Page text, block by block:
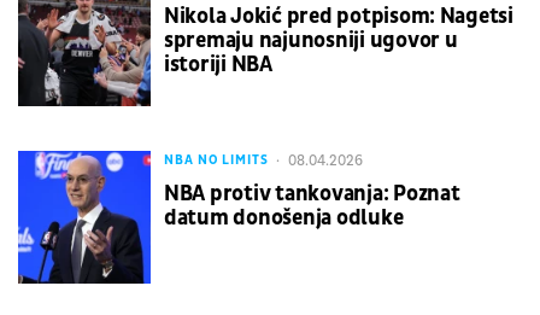
Nikola Jokić pred potpisom: Nagetsi
spremaju najunosniji ugovor u
istoriji NBA
NBA NO LIMITS 08.04.2026
NBA protiv tankovanja: Poznat
datum donošenja odluke